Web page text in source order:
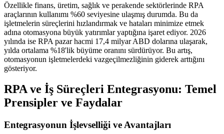
Özellikle finans, üretim, sağlık ve perakende sektörlerinde RPA
araçlarının kullanımı %60 seviyesine ulaşmış durumda. Bu da
işletmelerin süreçlerini hızlandırmak ve hataları minimize etmek
adına otomasyona büyük yatırımlar yaptığına işaret ediyor. 2026
yılında ise RPA pazar hacmi 17,4 milyar ABD dolarına ulaşarak,
yılda ortalama %18'lik büyüme oranını sürdürüyor. Bu artış,
otomasyonun işletmelerdeki vazgeçilmezliğinin giderek arttığını
gösteriyor.
RPA ve İş Süreçleri Entegrasyonu: Temel
Prensipler ve Faydalar
Entegrasyonun İşlevselliği ve Avantajları